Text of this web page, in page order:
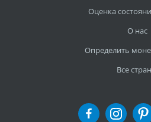
Оценка
О нас
Определить
Все